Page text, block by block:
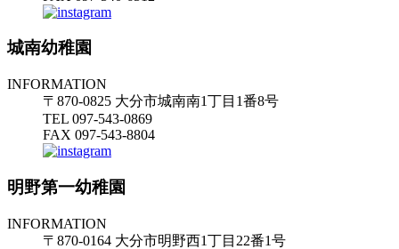
城南幼稚園
INFORMATION
〒870-0825 大分市城南南1丁目1番8号
TEL 097-543-0869
FAX 097-543-8804
明野第一幼稚園
INFORMATION
〒870-0164 大分市明野西1丁目22番1号